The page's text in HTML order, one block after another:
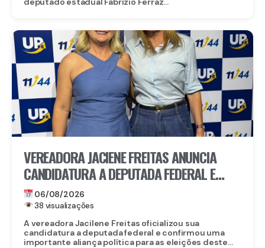
VEREADORA JACIENE FREITAS ANUNCIA
CANDIDATURA A DEPUTADA FEDERAL E
FECHA DOBRADINHA COM ROBERTA
ARRAES EM POÇÃO, NO AGRESTE
06/08/2026
38 visualizações
A vereadora Jacilene Freitas oficializou sua
candidatura a deputada federal e confirmou uma
importante aliança política para as eleições deste...